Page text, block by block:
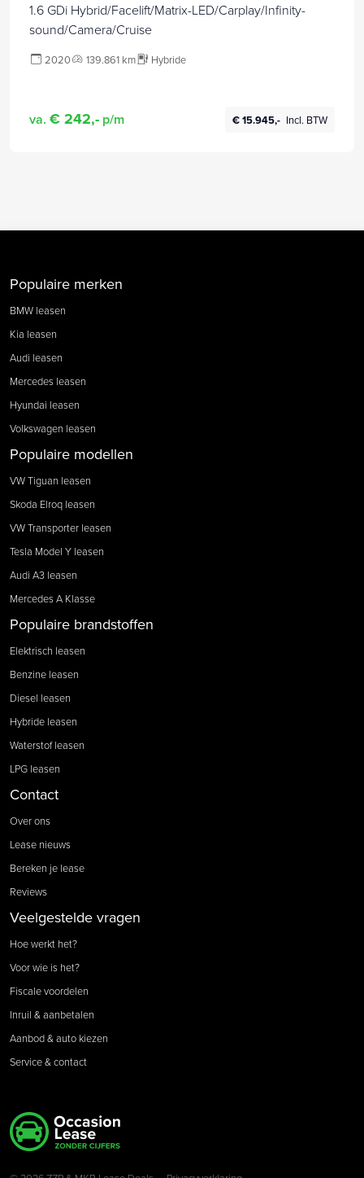
1.6 GDi Hybrid/Facelift/Matrix-LED/Carplay/Infinity-
sound/Camera/Cruise
2020 139.861 km Hybride
va. € 242,- p/m € 15.945,- Incl. BTW
Populaire merken
BMW leasen
Kia leasen
Audi leasen
Mercedes leasen
Hyundai leasen
Volkswagen leasen
Populaire modellen
VW Tiguan leasen
Skoda Elroq leasen
VW Transporter leasen
Tesla Model Y leasen
Audi A3 leasen
Mercedes A Klasse
Populaire brandstoffen
Elektrisch leasen
Benzine leasen
Diesel leasen
Hybride leasen
Waterstof leasen
LPG leasen
Contact
Over ons
Lease nieuws
Bereken je lease
Reviews
Veelgestelde vragen
Hoe werkt het?
Voor wie is het?
Fiscale voordelen
Inruil & aanbetalen
Aanbod & auto kiezen
Service & contact